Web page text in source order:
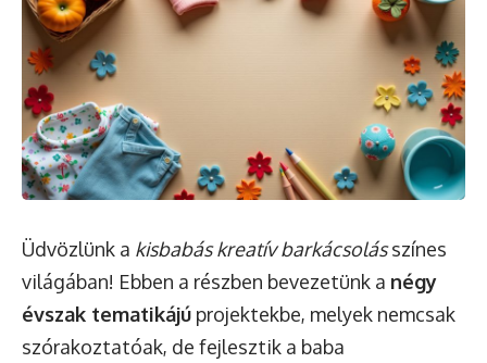
Üdvözlünk a kisbabás kreatív barkácsolásszínes
világában! Ebben a részben bevezetünk a négy
évszak tematikájú projektekbe, melyek nemcsak
szórakoztatóak, de fejlesztik a baba